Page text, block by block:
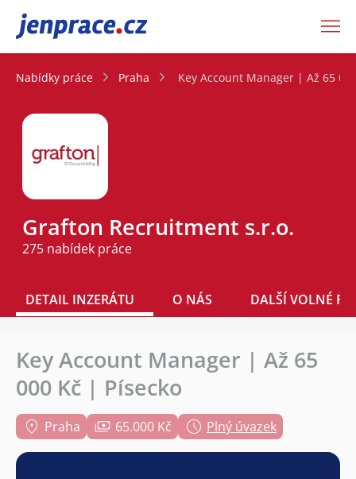
JenPráce.cz
Nabídky práce Praha Key Account Manager | Až 65
Grafton Recruitment s.r.o.
275 nabídek práce
DETAIL INZERÁTU O NÁS DALŠÍ VOLNÉ
Key Account Manager | Až 65
000 Kč | Písecko
Praha 65.000 Kč Plný úvazek